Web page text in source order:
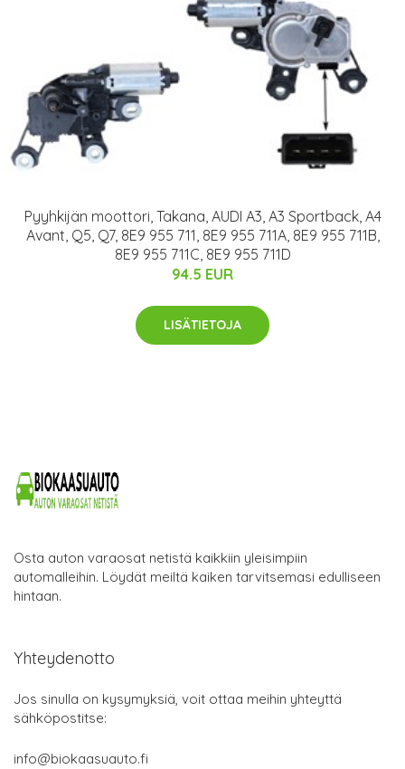
Pyyhkijän moottori, Takana, AUDI A3, A3 Sportback, A4
Avant, Q5, Q7, 8E9 955 711, 8E9 955 711A, 8E9 955 711B,
8E9 955 711C, 8E9 955 711D
94.5 EUR
LISÄTIETOJA
Osta auton varaosat netistä kaikkiin yleisimpiin
automalleihin. Löydät meiltä kaiken tarvitsemasi edulliseen
hintaan.
Yhteydenotto
Jos sinulla on kysymyksiä, voit ottaa meihin yhteyttä
sähköpostitse:
info@biokaasuauto.fi